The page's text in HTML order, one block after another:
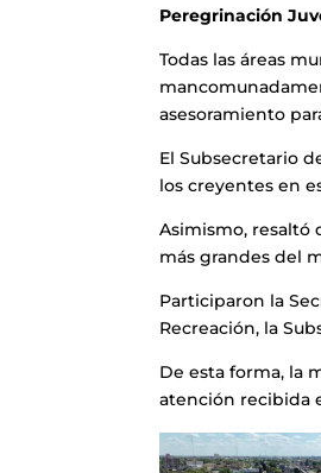
Peregrinación
Todas las áreas
asesoramiento
El Subsecretario
los creyentes en
Asimismo, resaltó
más grandes del
Participaron la
Recreación, la
De esta forma, la
atención recibida